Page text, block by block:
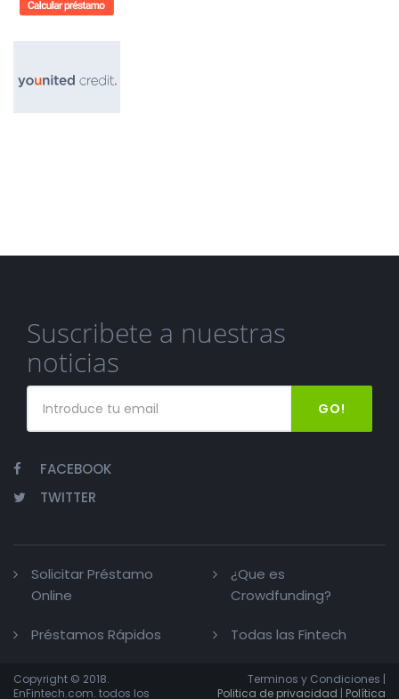
Suscribete a nuestras
noticias
GO!
FACEBOOK
TWITTER
Solicitar Préstamo
Online
¿Que es
Crowdfunding?
Préstamos Rápidos Todas las Fintech
Copyright © 2018.
EnFintech.com. todos los
Terminos y Condiciones |
Politica de privacidad | Política